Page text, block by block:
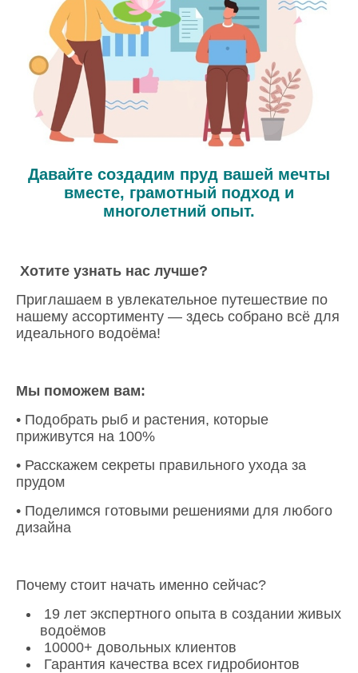
Давайте создадим пруд вашей мечты
вместе, грамотный подход и
многолетний опыт.
Хотите узнать нас лучше?
Приглашаем в увлекательное путешествие по
нашему ассортименту — здесь собрано всё для
идеального водоёма!
Мы поможем вам:
• Подобрать рыб и растения, которые
приживутся на 100%
• Расскажем секреты правильного ухода за
прудом
• Поделимся готовыми решениями для любого
дизайна
Почему стоит начать именно сейчас?
19 лет экспертного опыта в создании живых
водоёмов
10000+ довольных клиентов
Гарантия качества всех гидробионтов